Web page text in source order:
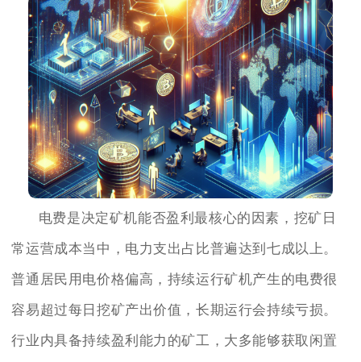
电费是决定矿机能否盈利最核心的因素，挖矿日
常运营成本当中，电力支出占比普遍达到七成以上。
普通居民用电价格偏高，持续运行矿机产生的电费很
容易超过每日挖矿产出价值，长期运行会持续亏损。
行业内具备持续盈利能力的矿工，大多能够获取闲置